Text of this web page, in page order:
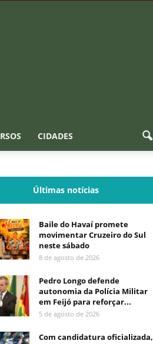
CIDADES
Últimas notícias
Baile do Havaí promete
movimentar Cruzeiro do Sul
neste sábado
8 de agosto de 2026
Pedro Longo defende
autonomia da Polícia Militar
em Feijó para reforçar...
5 de agosto de 2026
Com candidatura oficializada,